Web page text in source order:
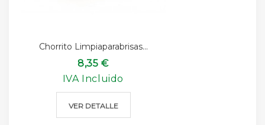
Chorrito Limpiaparabrisas...
8,35 €
IVA Incluido
VER DETALLE